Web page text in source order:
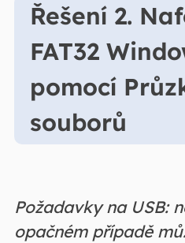
Řešení 2.
FAT32
pomocí
souborů
Požadavky na USB:
opačném případě